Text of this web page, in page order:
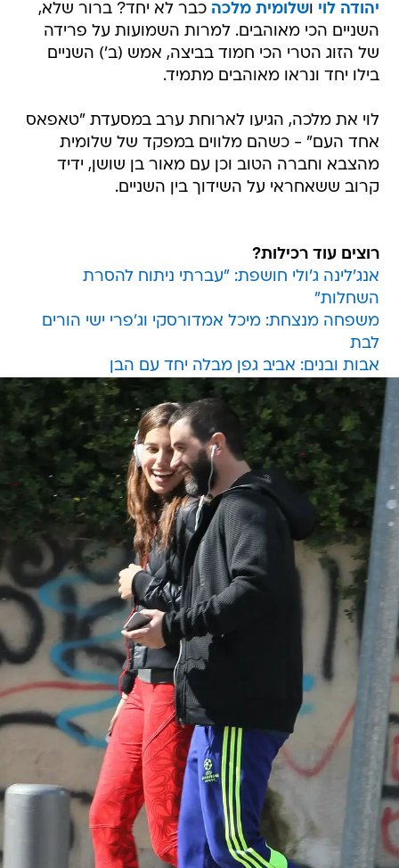
יהודה לוי ושלומית מלכה כבר לא יחד? ברור שלא,
השניים הכי מאוהבים. למרות השמועות על פרידה
של הזוג הטרי הכי חמוד בביצה, אמש (ב') השניים
בילו יחד ונראו מאוהבים מתמיד.
לוי את מלכה, הגיעו לארוחת ערב במסעדת "טאפאס
אחד העם" - כשהם מלווים במפקד של שלומית
מהצבא וחברה הטוב וכן עם מאור בן שושן, ידיד
קרוב ששאחראי על השידוך בין השניים.
רוצים עוד רכילות?
אנג'לינה ג'ולי חושפת: "עברתי ניתוח להסרת
השחלות"
משפחה מנצחת: מיכל אמדורסקי וג'פרי ישי הורים
לבת
אבות ובנים: אביב גפן מבלה יחד עם הבן